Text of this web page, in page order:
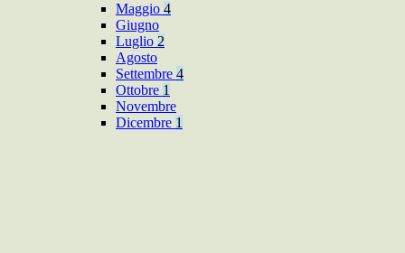
Maggio 4
Giugno
Luglio 2
Agosto
Settembre 4
Ottobre 1
Novembre
Dicembre 1